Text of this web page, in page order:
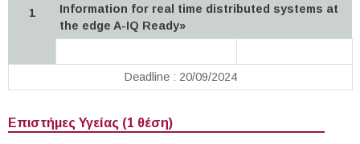
1
Information for real time distributed systems at
the edge A-IQ Ready»
Deadline : 20/09/2024
Επιστήμες Υγείας (1 θέση)